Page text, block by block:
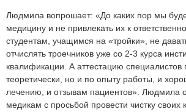
Людмила вопрошает: «До каких пор мы
медицину и не привлекать их к
студентам, учащимся на «тройки», не
отчислять троечников уже со 2-3 курса
квалификации. А аттестацию специалистов
теоретически, но и по опыту работы, и
лечению, и отзывам пациентов». Людмила
медикам с просьбой провести чистку своих